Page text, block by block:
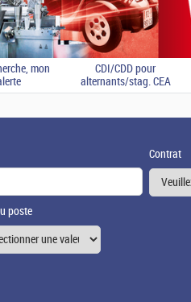
mon
CDI/CDD pour
alternants/stag. CEA
Contrat
poste